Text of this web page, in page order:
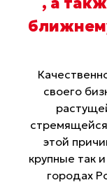
своего
этой
крупные так
городах